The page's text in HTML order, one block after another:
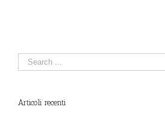
Articoli recenti